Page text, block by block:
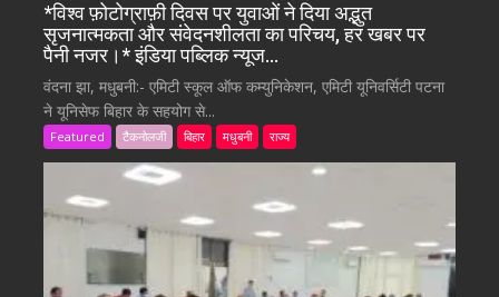
*विश्व फ़ोटोग्राफ़ी दिवस पर युवाओं ने दिया अद्भुत
सृजनात्मकता और संवेदनशीलता का परिचय, हर खबर पर
पैनी नजर।* इंडिया पब्लिक न्यूज…
वंदना झा, मधुबनी:- एमिटी स्कूल ऑफ कम्युनिकेशन, एमिटी यूनिवर्सिटी पटना
ने यूनिसेफ बिहार के सहयोग से...
Featured टैकनोलजी बिहार मधुबनी राज्य